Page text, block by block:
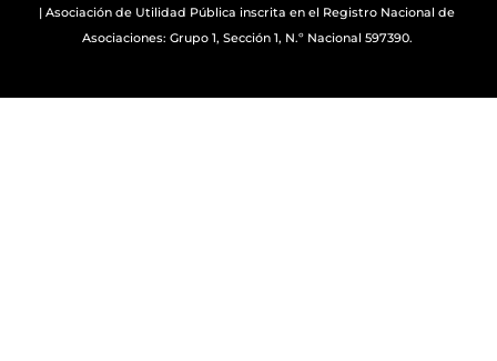
| Asociación de Utilidad Pública inscrita en el Registro Nacional de
Asociaciones: Grupo 1, Sección 1, N.º Nacional 597390.